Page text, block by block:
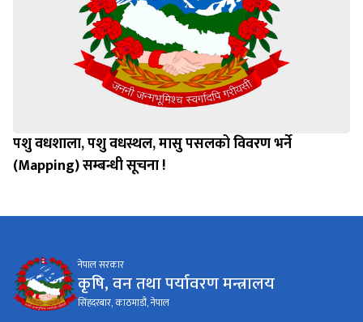
पशु वधशाला, पशु वधस्थल, मासु पसलको विवरण भर्ने
(Mapping) सम्बन्धी सूचना !
नेपाल सरकार
कृषि, वन तथा पर्यावरण मन्त्रालय
सिंहदरबार, काठमाडौं, नेपाल